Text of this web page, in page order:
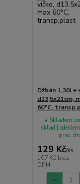
Džbán 1,30l +
d13,5x21cm,
60°C,
129 Kč/ks
107 Kč bez
DPH
• Skladem
sklad |
prac.